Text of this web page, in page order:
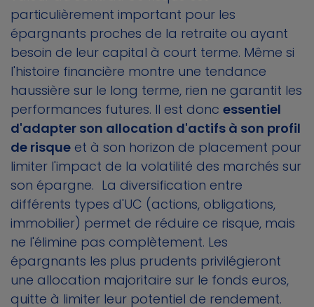
particulièrement important pour les
épargnants proches de la retraite ou ayant
besoin de leur capital à court terme. Même si
l'histoire financière montre une tendance
haussière sur le long terme, rien ne garantit les
performances futures. Il est donc essentiel
d'adapter son allocation d'actifs à son profil
de risque et à son horizon de placement pour
limiter l'impact de la volatilité des marchés sur
son épargne. La diversification entre
différents types d'UC (actions, obligations,
immobilier) permet de réduire ce risque, mais
ne l'élimine pas complètement. Les
épargnants les plus prudents privilégieront
une allocation majoritaire sur le fonds euros,
quitte à limiter leur potentiel de rendement.